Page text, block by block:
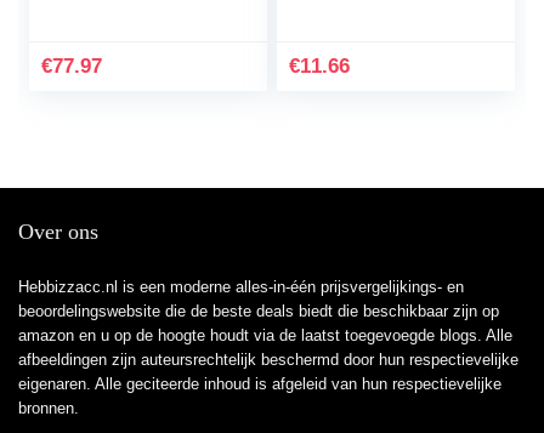
(10 inch)
€77.97
standaard, kunststof en
€11.66
Over ons
Hebbizzacc.nl is een moderne alles-in-één prijsvergelijkings- en
beoordelingswebsite die de beste deals biedt die beschikbaar zijn op
amazon en u op de hoogte houdt via de laatst toegevoegde blogs. Alle
afbeeldingen zijn auteursrechtelijk beschermd door hun respectievelijke
eigenaren. Alle geciteerde inhoud is afgeleid van hun respectievelijke
bronnen.